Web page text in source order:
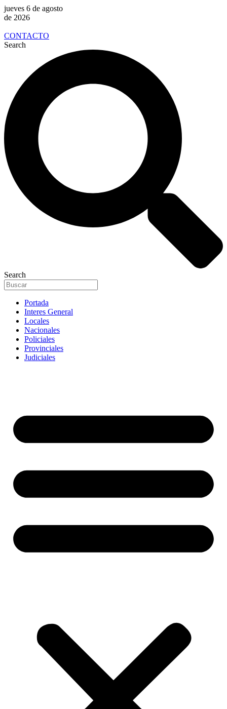
jueves 6 de agosto
de 2026
CONTACTO
Search
Search
Portada
Interes General
Locales
Nacionales
Policiales
Provinciales
Judiciales